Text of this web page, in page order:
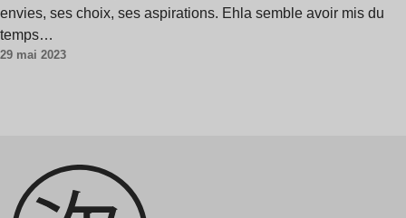
envies, ses choix, ses aspirations. Ehla semble avoir mis du
temps…
29 mai 2023